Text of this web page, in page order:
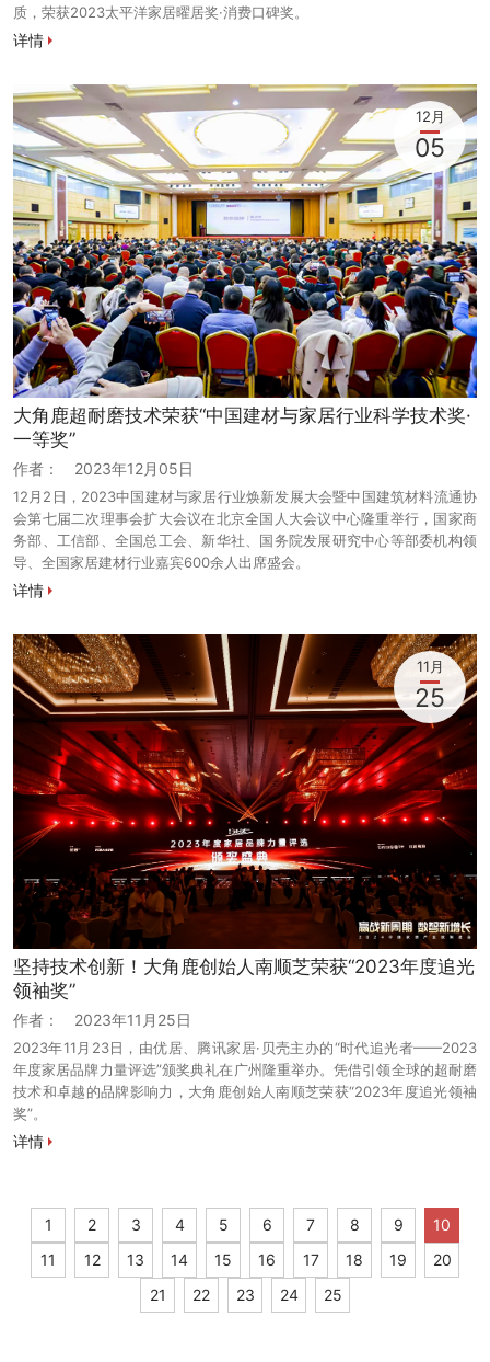
质，荣获2023太平洋家居曜居奖·消费口碑奖。
详情
大角鹿超耐磨技术荣获“中国建材与家居行业科学技术奖·
一等奖”
作者： 2023年12月05日
12月2日，2023中国建材与家居行业焕新发展大会暨中国建筑材料流通协
会第七届二次理事会扩大会议在北京全国人大会议中心隆重举行，国家商
务部、工信部、全国总工会、新华社、国务院发展研究中心等部委机构领
导、全国家居建材行业嘉宾600余人出席盛会。
12月
05
详情
坚持技术创新！大角鹿创始人南顺芝荣获“2023年度追光
领袖奖”
作者： 2023年11月25日
2023年11月23日，由优居、腾讯家居·贝壳主办的“时代追光者——2023
年度家居品牌力量评选”颁奖典礼在广州隆重举办。凭借引领全球的超耐磨
技术和卓越的品牌影响力，大角鹿创始人南顺芝荣获“2023年度追光领袖
奖”。
11月
25
详情
1 2 3 4 5 6 7 8 9
10
11
12 13 14 15 16 17 18 19
20
21
22 23 24 25